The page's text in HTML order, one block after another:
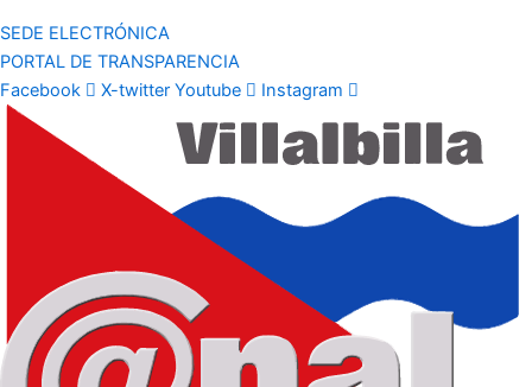
SEDE ELECTRÓNICA
PORTAL DE TRANSPARENCIA
Facebook
X-twitter Youtube Instagram